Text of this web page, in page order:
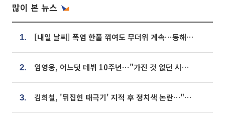
많이 본 뉴스
1. [내일 날씨] 폭염 한풀 꺾여도 무더위 계속⋯동해안 이틀 연속 비
2. 임영웅, 어느덧 데뷔 10주년⋯"가진 것 없던 시절, 내 앞엔 20명의 팬뿐"
3. 김희철, '뒤집힌 태극기' 지적 후 정치색 논란…"좌우 떠나 우리나라 국기"